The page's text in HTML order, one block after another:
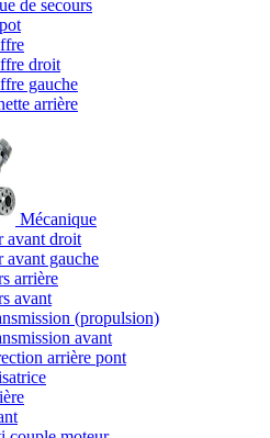
de secours
droit
gauche
arrière
Mécanique
avant droit
avant gauche
arrière
avant
(propulsion)
avant
arrière pont